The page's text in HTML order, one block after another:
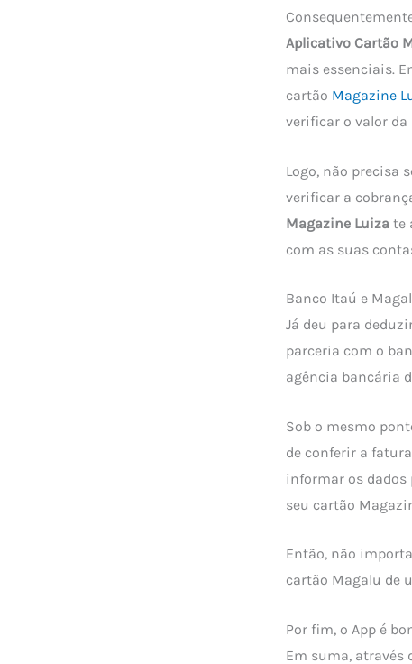
Aplicativo Cartão
mais essenciais.
cartão Magazine
verificar o valor
Logo, não precisa
verificar a
Magazine Luiza te
com as suas
Banco Itaú e
Já deu para
parceria com o
agência bancária
Sob o mesmo
de conferir a
informar os dados
seu cartão
Então, não
cartão Magalu de
Por fim, o App é
Em suma, através